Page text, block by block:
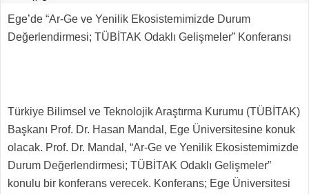
Ege’de “Ar-Ge ve Yenilik Ekosistemimizde Durum
Değerlendirmesi; TÜBİTAK Odaklı Gelişmeler” Konferansı
Türkiye Bilimsel ve Teknolojik Araştırma Kurumu (TÜBİTAK)
Başkanı Prof. Dr. Hasan Mandal, Ege Üniversitesine konuk
olacak. Prof. Dr. Mandal, “Ar-Ge ve Yenilik Ekosistemimizde
Durum Değerlendirmesi; TÜBİTAK Odaklı Gelişmeler”
konulu bir konferans verecek. Konferans; Ege Üniversitesi